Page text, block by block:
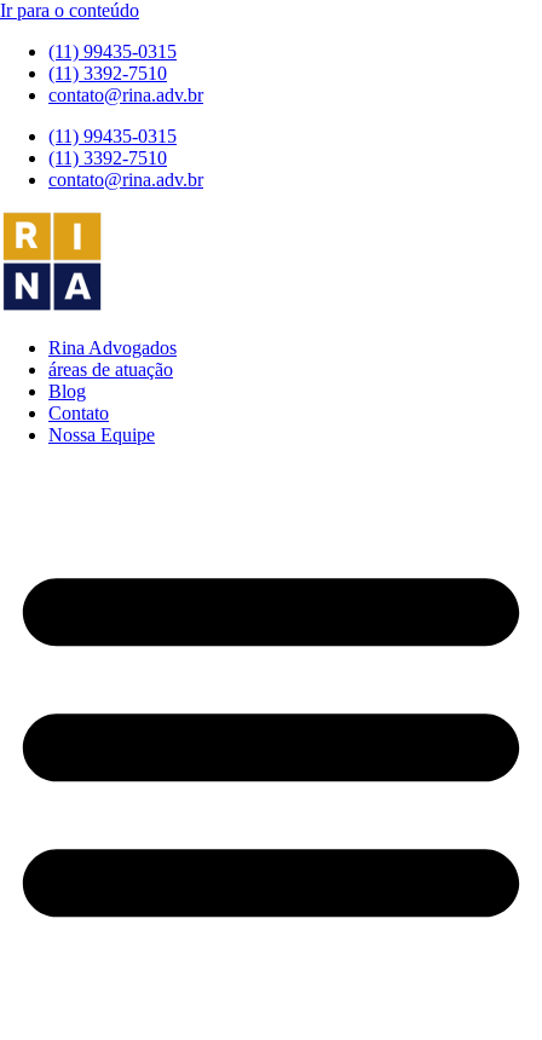
Ir para o conteúdo
(11) 99435-0315
(11) 3392-7510
contato@rina.adv.br
(11) 99435-0315
(11) 3392-7510
contato@rina.adv.br
Rina Advogados
áreas de atuação
Blog
Contato
Nossa Equipe